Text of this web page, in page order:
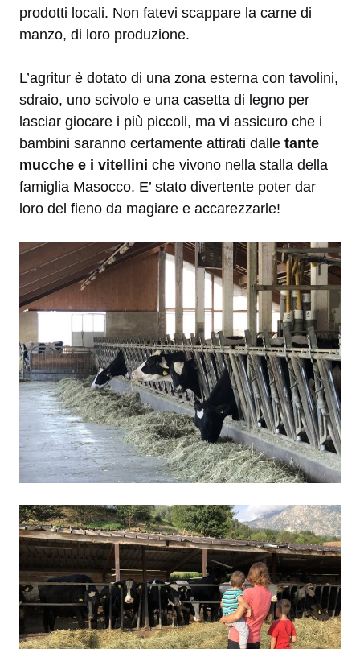
prodotti locali. Non fatevi scappare la carne di
manzo, di loro produzione.
L’agritur è dotato di una zona esterna con tavolini,
sdraio, uno scivolo e una casetta di legno per
lasciar giocare i più piccoli, ma vi assicuro che i
bambini saranno certamente attirati dalle tante
mucche e i vitellini che vivono nella stalla della
famiglia Masocco. E’ stato divertente poter dar
loro del fieno da magiare e accarezzarle!